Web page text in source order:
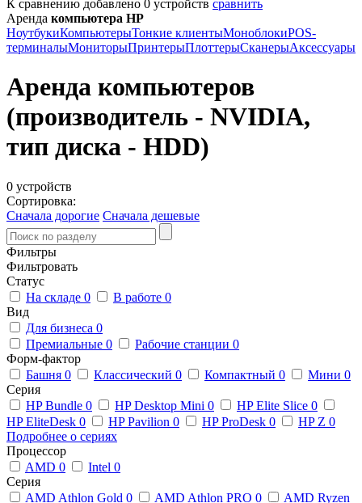
К сравнению добавлено 0 устройств сравнить
Аренда компьютера HP
НоутбукиКомпьютерыТонкие клиентыМоноблокиPOS-
терминалыМониторыПринтерыПлоттерыСканерыАксессуары
Аренда компьютеров
(производитель - NVIDIA,
тип диска - HDD)
0 устройств
Сортировка:
Сначала дорогие Сначала дешевые
Фильтры
Фильтровать
Статус
На складе 0 В работе 0
Вид
Для бизнеса 0
Премиальные 0 Рабочие станции 0
Форм-фактор
Башня 0 Классический 0 Компактный 0 Мини 0
Серия
HP Bundle 0 HP Desktop Mini 0 HP Elite Slice 0
HP EliteDesk 0 HP Pavilion 0 HP ProDesk 0 HP Z 0
Подробнее о сериях
Процессор
AMD 0 Intel 0
Серия
AMD Athlon Gold 0 AMD Athlon PRO 0 AMD Ryzen